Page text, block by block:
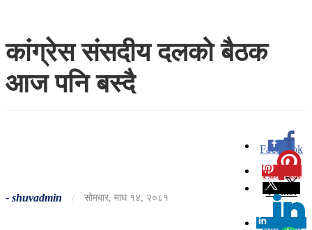
कांग्रेस संसदीय दलको बैठक
आज पनि बस्दै
- shuvadmin / सोमबार, माघ १४, २०८१
Facebook
0
Pinterest
Twitter
Linkedin
0